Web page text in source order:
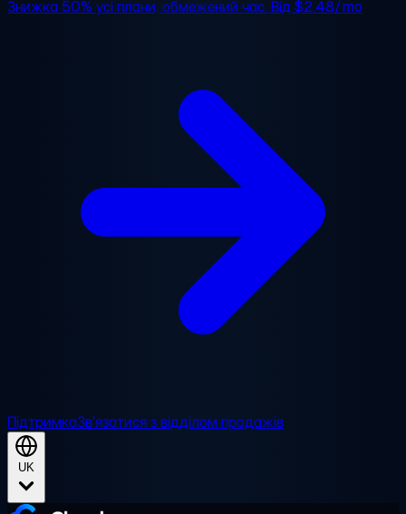
Знижка 50% усі плани, обмежений час. Від$2.48/mo
ПідтримкаЗв'язатися з відділом продажів
UK